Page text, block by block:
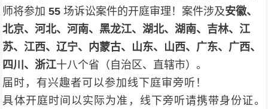
师将参加55场诉讼案件的开庭审理！案件涉及安徽、
北京、河北、河南、黑龙江、湖北、湖南、吉林、江
苏、江西、辽宁、内蒙古、山东、山西、广东、广西、
四川、浙江十八个省（自治区、直辖市）。
届时，有兴趣者可以参加线下庭审旁听！
具体开庭时间以实际为准，线下旁听请携带身份证。